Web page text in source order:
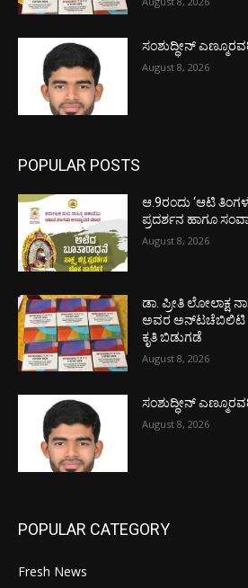
ಸಂಶುದ್ಧೀನ್
August 8, 2026
POPULAR POSTS
ಆ.9ರಂದು ‘ಆಟಿ ತಿಂಗಳ
ಪ್ರದರ್ಶನ ಹಾಗೂ
August 8, 2026
ಡಾ. ಪ್ರೀತಿ ಲೋಲಾಕ್ಷ
ಅವರ ಅನ್‌ಟಚೆಬಿಲಿಟಿ
ಕೃತಿ ಬಿಡುಗಡೆ
August 8, 2026
ಸಂಶುದ್ಧೀನ್
August 8, 2026
POPULAR CATEGORY
Fresh News